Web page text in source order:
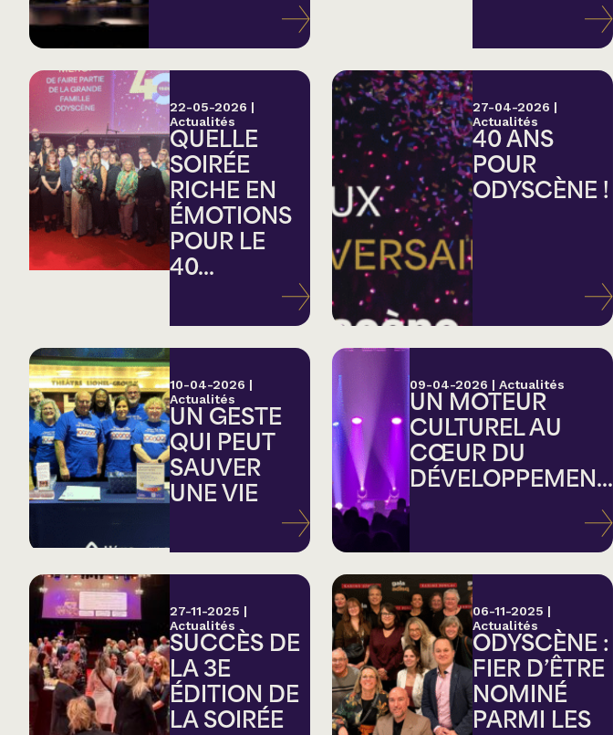
Hommage
Théâtre
Saison estivale
Apéro et perfo
Musique (Blues, folk,
traditionnelle)
Country
Famille
Spectacles en location
22-05-2026 |
Actualités
QUELLE
SOIRÉE
RICHE EN
ÉMOTIONS
POUR LE
40...
27-04-2026 |
Actualités
40 ANS
POUR
ODYSCÈNE !
10-04-2026 |
Actualités
UN GESTE
QUI PEUT
SAUVER
UNE VIE
09-04-2026 | Actualités
UN MOTEUR
CULTUREL AU
CŒUR DU
DÉVELOPPEMEN...
27-11-2025 |
Actualités
SUCCÈS DE
LA 3E
ÉDITION DE
LA SOIRÉE
06-11-2025 |
Actualités
ODYSCÈNE :
FIER D’ÊTRE
NOMINÉ
PARMI LES